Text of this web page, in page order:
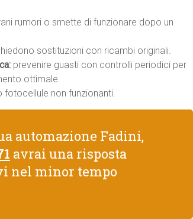
rumori o smette di funzionare dopo un
sostituzioni con ricambi originali.
prevenire guasti con controlli periodici per
ottimale.
non funzionanti.
automazione Fadini,
avrai una risposta
nel minor tempo